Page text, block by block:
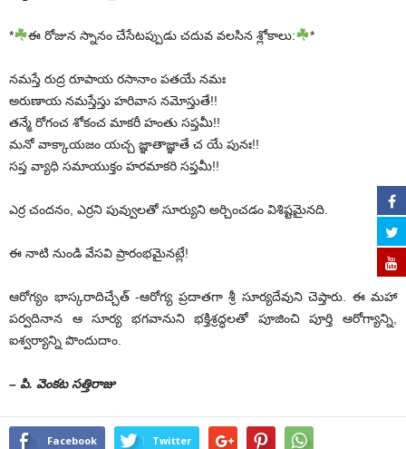
* ఈ రోజున స్నానం చేసేటప్పుడు చదువ వలసిన శ్లోకాలు: *
నమస్తే రుద్ర రూపాయ రసానాం పతయే నమః
అరుణాయ నమస్తేస్తు హరివాస నమోస్తుతే!!
తన్మే రోగంచ శోకంచ మాకరీ హంతు సప్తమీ!!
మనో వాక్కాయజం యచ్చ జ్ఞాతాజ్ఞాతే చ యే పునః!!
సప్త వ్యాధి సమాయుక్తం హరమాకరి సప్తమీ!!
ఎర్ర చందనం, ఎర్రని పువ్వులతో సూర్యుని అర్చించడం విశిష్టమైనది.
ఈ నాటి నుండి వేసవి ప్రారంభమైనట్లే!
ఆరోగ్యం భాస్కరాదిచ్చేత్ -ఆరోగ్య ప్రదాతగా శ్రీ సూర్యదేవుని చెప్తారు. ఈ మహా
పర్వదినాన ఆ సూర్య భగవానుని భక్తిశ్రద్ధలతో పూజించి పూర్తి ఆరోగ్యాన్ని,
ఐశ్వర్యాన్ని పొందుదాం.
– పి. వెంకట సత్తిరాజు
Facebook Twitter